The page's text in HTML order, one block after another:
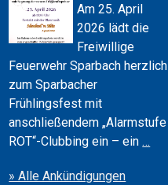
Am 25. April
2026 lädt die
Freiwillige
Feuerwehr Sparbach herzlich
zum Sparbacher
Frühlingsfest mit
anschließendem „Alarmstufe
ROT“-Clubbing ein – ein…
» Alle Ankündigungen